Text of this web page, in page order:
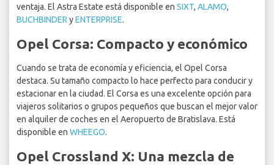
ventaja. El Astra Estate está disponible en SIXT, ALAMO,
BUCHBINDER yENTERPRISE.
Opel Corsa: Compacto y económico
Cuando se trata de economía y eficiencia, el Opel Corsa
destaca. Su tamaño compacto lo hace perfecto para conducir y
estacionar en la ciudad. El Corsa es una excelente opción para
viajeros solitarios o grupos pequeños que buscan el mejor valor
en alquiler de coches en el Aeropuerto de Bratislava. Está
disponible en WHEEGO.
Opel Crossland X: Una mezcla de